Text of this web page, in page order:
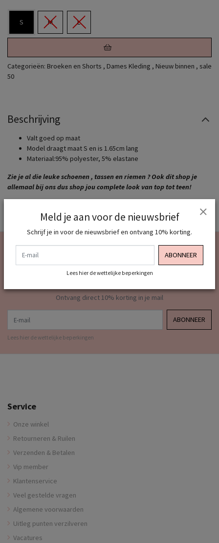
S M L
Categorieën: Broeken en Shorts , Dames Kleding , Nieuw binnen , sale
50
Beschrijving
Valt goed op maat
Model draagt maat S en is 1.65cm lang
Materiaal:95% polyester, 5% elastane
Zie je al die leuke schoenen , tassen en riemen ? Ook dit shop je
allemaal bij ons dus shop jou complete look van top tot teen!
Meld je aan voor onze
nieuwsbrief
Ontvang direct 10% korting in je mail
ABONNEER
Lees hier de wettelijke beperkingen
Service
Onze winkel
Retourneren & Ruilen
Verzenden & Betalen
Vip member
Klantenservice
Veel gestelde vragen
Algemene voorwaarden
Uitleg punten verzilveren
Vacatures
Meld je aan voor de nieuwsbrief
Schrijf je in voor de nieuwsbrief en ontvang 10% korting.
ABONNEER
Lees hier de wettelijke beperkingen